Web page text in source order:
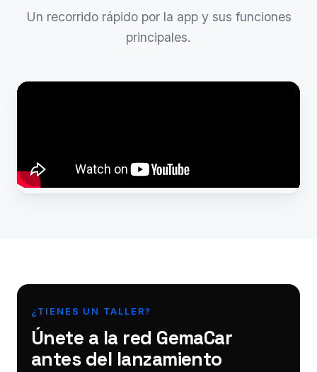
Un recorrido rápido por la app y sus funciones
principales.
¿TIENES UN TALLER?
Únete a la red GemaCar
antes del lanzamiento